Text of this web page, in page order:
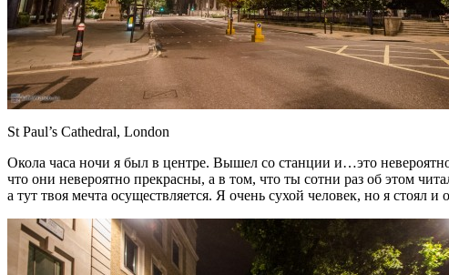
St Paul’s Cathedral, London
Окола часа ночи я был в центре. Вышел со станции и…это
что они невероятно прекрасны, а в том, что ты сотни раз об этом
а тут твоя мечта осуществляется. Я очень сухой человек, но я стоял